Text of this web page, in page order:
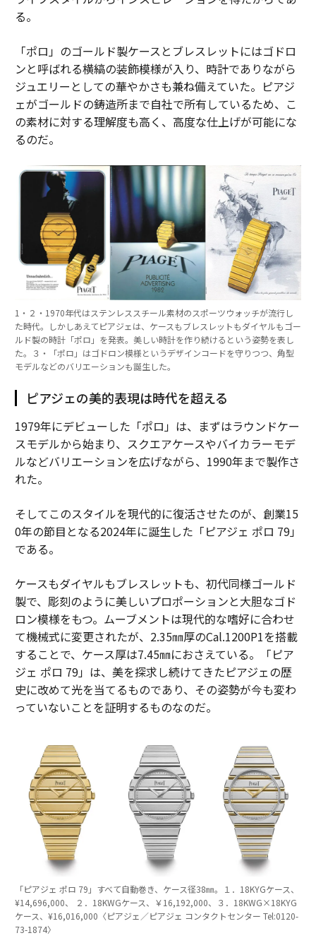
る。
「ポロ」のゴールド製ケースとブレスレットにはゴドロ
ンと呼ばれる横縞の装飾模様が入り、時計でありながら
ジュエリーとしての華やかさも兼ね備えていた。ピアジ
ェがゴールドの鋳造所まで自社で所有しているため、こ
の素材に対する理解度も高く、高度な仕上げが可能にな
るのだ。
1・２・1970年代はステンレススチール素材のスポーツウォッチが流行し
た時代。しかしあえてピアジェは、ケースもブレスレットもダイヤルもゴー
ルド製の時計「ポロ」を発表。美しい時計を作り続けるという姿勢を表し
た。３・「ポロ」はゴドロン模様というデザインコードを守りつつ、角型
モデルなどのバリエーションも誕生した。
ピアジェの美的表現は時代を超える
1979年にデビューした「ポロ」は、まずはラウンドケー
スモデルから始まり、スクエアケースやバイカラーモデ
ルなどバリエーションを広げながら、1990年まで製作さ
れた。
そしてこのスタイルを現代的に復活させたのが、創業15
0年の節目となる2024年に誕生した「ピアジェ ポロ 79」
である。
ケースもダイヤルもブレスレットも、初代同様ゴールド
製で、彫刻のように美しいプロポーションと大胆なゴド
ロン模様をもつ。ムーブメントは現代的な嗜好に合わせ
て機械式に変更されたが、2.35㎜厚のCal.1200P1を搭載
することで、ケース厚は7.45㎜におさえている。「ピア
ジェ ポロ 79」は、美を探求し続けてきたピアジェの歴
史に改めて光を当てるものであり、その姿勢が今も変わ
っていないことを証明するものなのだ。
「ピアジェ ポロ 79」すべて自動巻き、ケース径38㎜。１．18KYGケース、
¥14,696,000、 ２．18KWGケース、￥16,192,000、３．18KWG×18KYG
ケース、¥16,016,000〈ピアジェ／ピアジェ コンタクトセンター Tel:0120-
73-1874〉